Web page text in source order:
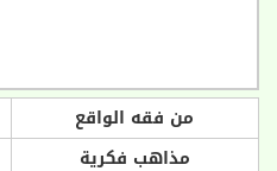
من فقه الواقع
مذاهب فكرية